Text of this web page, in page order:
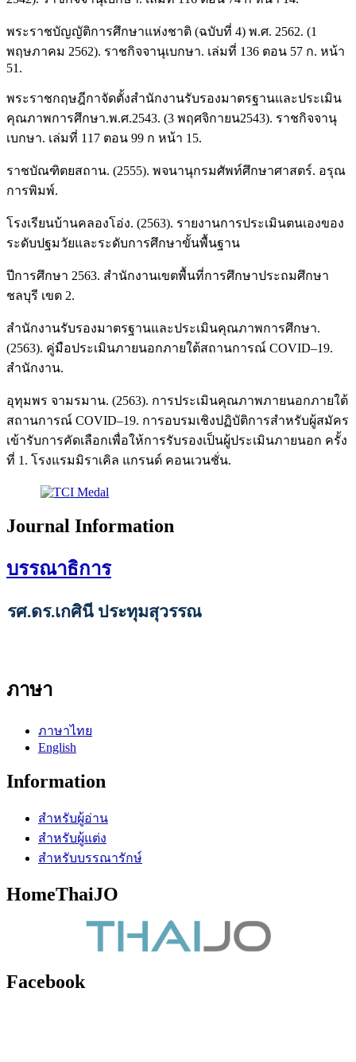
พระราชบัญญัติการศึกษาแห่งชาติ (ฉบับที่ 4) พ.ศ. 2562. (1
พฤษภาคม 2562). ราชกิจจานุเบกษา. เล่มที่ 136 ตอน 57 ก. หน้า
51.
พระราชกฤษฎีกาจัดตั้งสำนักงานรับรองมาตรฐานและประเมิน
คุณภาพการศึกษา.พ.ศ.2543. (3 พฤศจิกายน2543). ราชกิจจานุ
เบกษา. เล่มที่ 117 ตอน 99 ก หน้า 15.
ราชบัณฑิตยสถาน. (2555). พจนานุกรมศัพท์ศึกษาศาสตร์. อรุณ
การพิมพ์.
โรงเรียนบ้านคลองโอ่ง. (2563). รายงานการประเมินตนเองของ
ระดับปฐมวัยและระดับการศึกษาขั้นพื้นฐาน
ปีการศึกษา 2563. สำนักงานเขตพื้นที่การศึกษาประถมศึกษา
ชลบุรี เขต 2.
สำนักงานรับรองมาตรฐานและประเมินคุณภาพการศึกษา.
(2563). คู่มือประเมินภายนอกภายใต้สถานการณ์ COVID–19.
สำนักงาน.
อุทุมพร จามรมาน. (2563). การประเมินคุณภาพภายนอกภายใต้
สถานการณ์ COVID–19. การอบรมเชิงปฏิบัติการสำหรับผู้สมัคร
เข้ารับการคัดเลือกเพื่อให้การรับรองเป็นผู้ประเมินภายนอก ครั้ง
ที่ 1. โรงแรมมิราเคิล แกรนด์ คอนเวนชั่น.
Journal Information
บรรณาธิการ
รศ.ดร.เกศินี ประทุมสุวรรณ
ภาษา
ภาษาไทย
English
Information
สำหรับผู้อ่าน
สำหรับผู้แต่ง
สำหรับบรรณารักษ์
HomeThaiJO
Facebook